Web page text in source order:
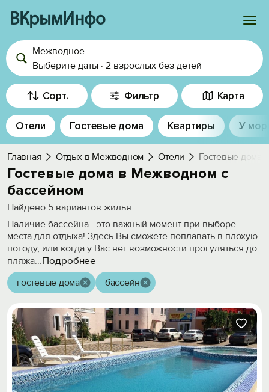
ВКрымИнфо
Войти
Избранное
История просмотра
Добавить свой объект
Межводное
Выберите даты · 2 взрослых без детей
Сорт. Фильтр Карта
Отели Гостевые дома Квартиры У
Главная Отдых в Межводном Отели Гостевые дома
Гостевые дома в Межводном с
бассейном
Найдено 5 вариантов жилья
Наличие бассейна - это важный момент при выборе
места для отдыха! Здесь Вы сможете поплавать в плохую
погоду, или когда у Вас нет возможности прогуляться до
пляжа...Подробнее
гостевые дома бассейн